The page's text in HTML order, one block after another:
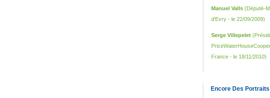
Manuel Valls (Député-
d'Evry - le 22/09/2009)
Serge Villepelet
France - le 18/11/2010)
Encore Des Portraits